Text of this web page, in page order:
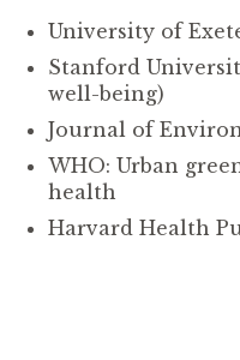
University of
Stanford
well-being)
Journal of
WHO: Urban
health
Harvard Health